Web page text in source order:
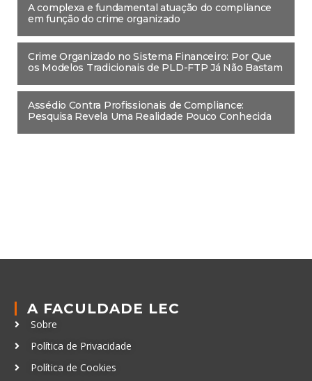
A complexa e fundamental atuação do compliance
em função do crime organizado
Crime Organizado no Sistema Financeiro: Por Que
os Modelos Tradicionais de PLD-FTP Já Não Bastam
Assédio Contra Profissionais de Compliance:
Pesquisa Revela Uma Realidade Pouco Conhecida
A FACULDADE LEC
Sobre
Política de Privacidade
Política de Cookies